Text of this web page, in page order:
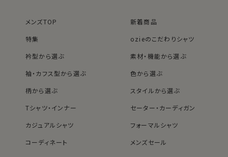
メンズTOP
新着商品
特集
ozieのこだわりシャツ
衿型から選ぶ
素材・機能から選ぶ
袖・カフス型から選ぶ
色から選ぶ
柄から選ぶ
スタイルから選ぶ
Tシャツ・インナー
セーター・カーディガン
カジュアルシャツ
フォーマルシャツ
コーディネート
メンズセール